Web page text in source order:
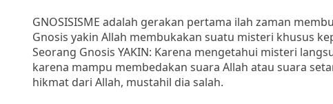
GNOSISISME adalah gerakan pertama ilah zaman
Gnosis yakin Allah membukakan suatu misteri khusus
Seorang Gnosis YAKIN: Karena mengetahui misteri
karena mampu membedakan suara Allah atau suara
hikmat dari Allah, mustahil dia salah.